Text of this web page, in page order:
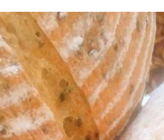
小林秀雄降臨
おはようございます。 良いお天気ですね。 今日みた
に天気が良いと窓から入ってくる光だったり、外の
るい様子だったりがなんだか神々しいというか、な
というか、 これはいつも思うんですけど。 大きな道
の近くなので実際には車の音とかはしてるんですけ
ど、...